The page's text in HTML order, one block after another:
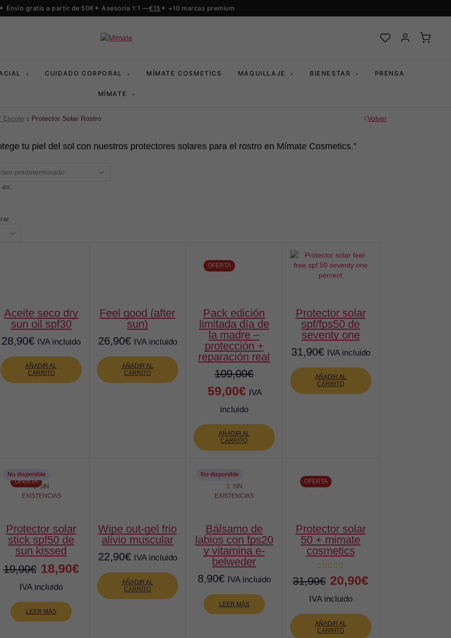
Envío gratis a partir de 50€ Asesoría 1:1 —€15 +10 marcas premium
▾ CUIDADO CORPORAL ▾ MÍMATE COSMETICS MAQUILLAJE ▾ BIENESTAR ▾ PRENSA
MÍMATE ▾
Escote Protector Solar Rostro Volver
tu piel del sol con nuestros protectores solares para el rostro en Mímate Cosmetics.”
as:
aceite seco dry
sun oil spf30
28,90€ IVA incluido
AÑADIR AL
CARRITO
feel good (after
sun)
26,90€ IVA incluido
AÑADIR AL
CARRITO
OFERTA
pack edición
limitada día de
la madre –
protección +
reparación real
109,00€
El
precio
original
era:
59,00€ El
precio
actual
es:
IVA
incluido
AÑADIR AL
CARRITO
protector solar
spf/fps50 de
seventy one
31,90€ IVA incluido
AÑADIR AL
CARRITO
OFERTA
SIN
EXISTENCIAS
No disponible
protector solar
stick spf50 de
sun kissed
19,90€ El
precio
original
era:
18,90€El
precio
actual
IVA incluido
LEER MÁS
wipe out-gel frio
alivio muscular
22,90€ IVA incluido
AÑADIR AL
CARRITO
SIN
EXISTENCIAS
No disponible
bálsamo de
labios con fps20
y vitamina e-
belweder
8,90€ IVA incluido
LEER MÁS
OFERTA
protector solar
50 + mimate
cosmetics
31,90€ El
precio
original
era:
20,90€El
es:
IVA incluido
AÑADIR AL
CARRITO